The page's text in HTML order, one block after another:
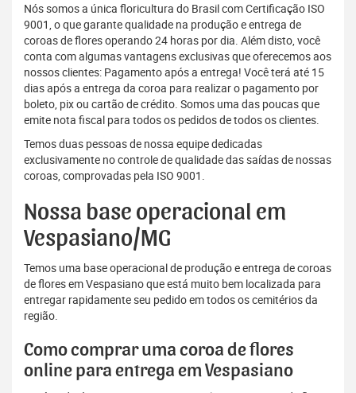
Nós somos a única floricultura do Brasil com Certificação ISO
9001, o que garante qualidade na produção e entrega de
coroas de flores operando 24 horas por dia. Além disto, você
conta com algumas vantagens exclusivas que oferecemos aos
nossos clientes: Pagamento após a entrega! Você terá até 15
dias após a entrega da coroa para realizar o pagamento por
boleto, pix ou cartão de crédito. Somos uma das poucas que
emite nota fiscal para todos os pedidos de todos os clientes.
Temos duas pessoas de nossa equipe dedicadas
exclusivamente no controle de qualidade das saídas de nossas
coroas, comprovadas pela ISO 9001.
Nossa base operacional em
Vespasiano/MG
Temos uma base operacional de produção e entrega de coroas
de flores em Vespasiano que está muito bem localizada para
entregar rapidamente seu pedido em todos os cemitérios da
região.
Como comprar uma coroa de flores
online para entrega em Vespasiano